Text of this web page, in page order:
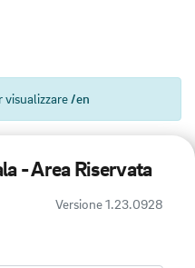
visualizzare/en
- Area Riservata
Versione 1.23.0928